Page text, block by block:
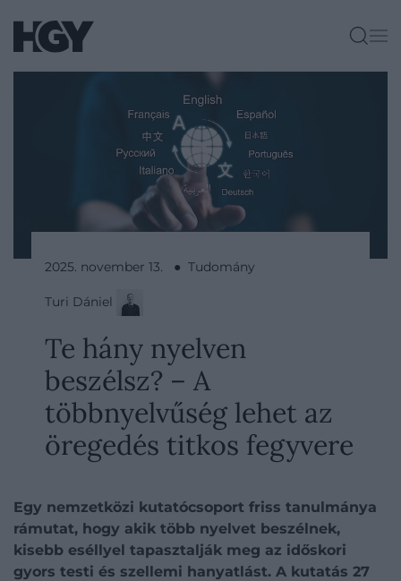
2025. november 13. ● Tudomány
Turi Dániel
Te hány nyelven
beszélsz? – A
többnyelvűség lehet az
öregedés titkos fegyvere
Egy nemzetközi kutatócsoport friss tanulmánya
rámutat, hogy akik több nyelvet beszélnek,
kisebb eséllyel tapasztalják meg az időskori
gyors testi és szellemi hanyatlást. A kutatás 27